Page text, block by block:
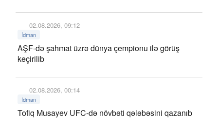
02.08.2026, 09:12
İdman
AŞF-də şahmat üzrə dünya çempionu ilə görüş
keçirilib
02.08.2026, 00:14
İdman
Tofiq Musayev UFC-də növbəti qələbəsini qazanıb